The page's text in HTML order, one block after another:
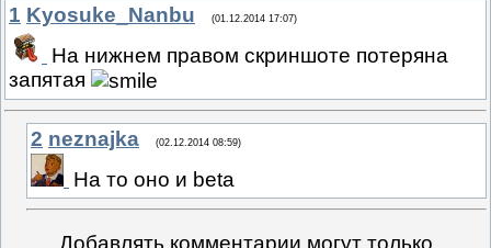
1 Kyosuke_Nanbu (01.12.2014 17:07)
На нижнем правом скриншоте потеряна
запятая
2 neznajka (02.12.2014 08:59)
На то оно и beta
Добавлять комментарии могут только